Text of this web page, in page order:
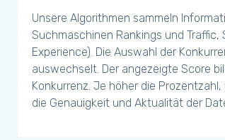
Unsere Algorithmen sammeln
Suchmaschinen Rankings und
Experience). Die Auswahl der
auswechselt. Der angezeigte Score
Konkurrenz. Je höher die
die Genauigkeit und Aktualität der